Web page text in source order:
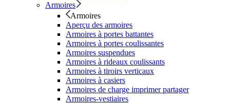
Armoires
Armoires
Aperçu des armoires
Armoires à portes battantes
Armoires à portes coulissantes
Armoires suspendues
Armoires à rideaux coulissants
Armoires à tiroirs verticaux
Armoires à casiers
Armoires de charge imprimer partager
Armoires-vestiaires